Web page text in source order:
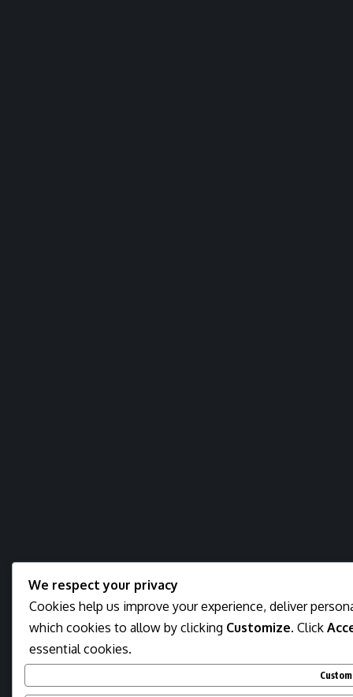
We respect your privacy
Cookies help us improve your experience, deliver
which cookies to allow by clicking Customize. Click
essential cookies.